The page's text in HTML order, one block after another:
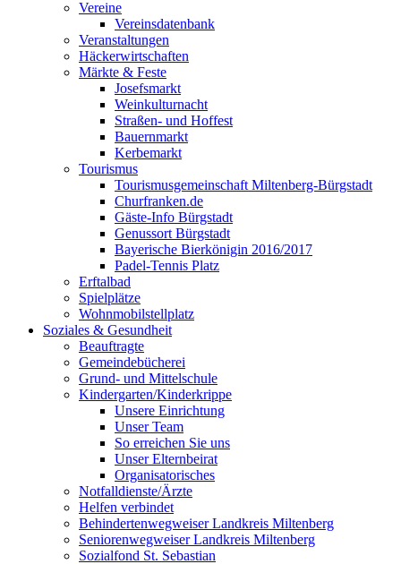
Vereine
Vereinsdatenbank
Veranstaltungen
Häckerwirtschaften
Märkte & Feste
Josefsmarkt
Weinkulturnacht
Straßen- und Hoffest
Bauernmarkt
Kerbemarkt
Tourismus
Tourismusgemeinschaft Miltenberg-Bürgstadt
Churfranken.de
Gäste-Info Bürgstadt
Genussort Bürgstadt
Bayerische Bierkönigin 2016/2017
Padel-Tennis Platz
Erftalbad
Spielplätze
Wohnmobilstellplatz
Soziales & Gesundheit
Beauftragte
Gemeindebücherei
Grund- und Mittelschule
Kindergarten/Kinderkrippe
Unsere Einrichtung
Unser Team
So erreichen Sie uns
Unser Elternbeirat
Organisatorisches
Notfalldienste/Ärzte
Helfen verbindet
Behindertenwegweiser Landkreis Miltenberg
Seniorenwegweiser Landkreis Miltenberg
Sozialfond St. Sebastian